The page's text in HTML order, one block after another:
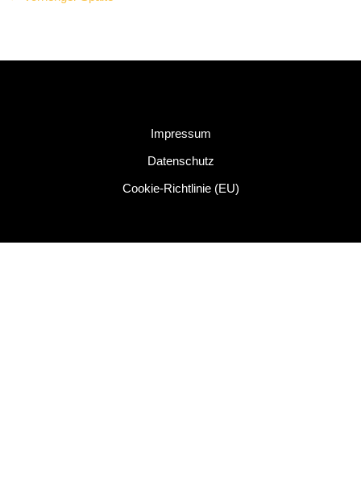
Impressum
Datenschutz
Cookie-Richtlinie (EU)